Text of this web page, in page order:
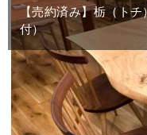
【売約済み】栃（ト
付）